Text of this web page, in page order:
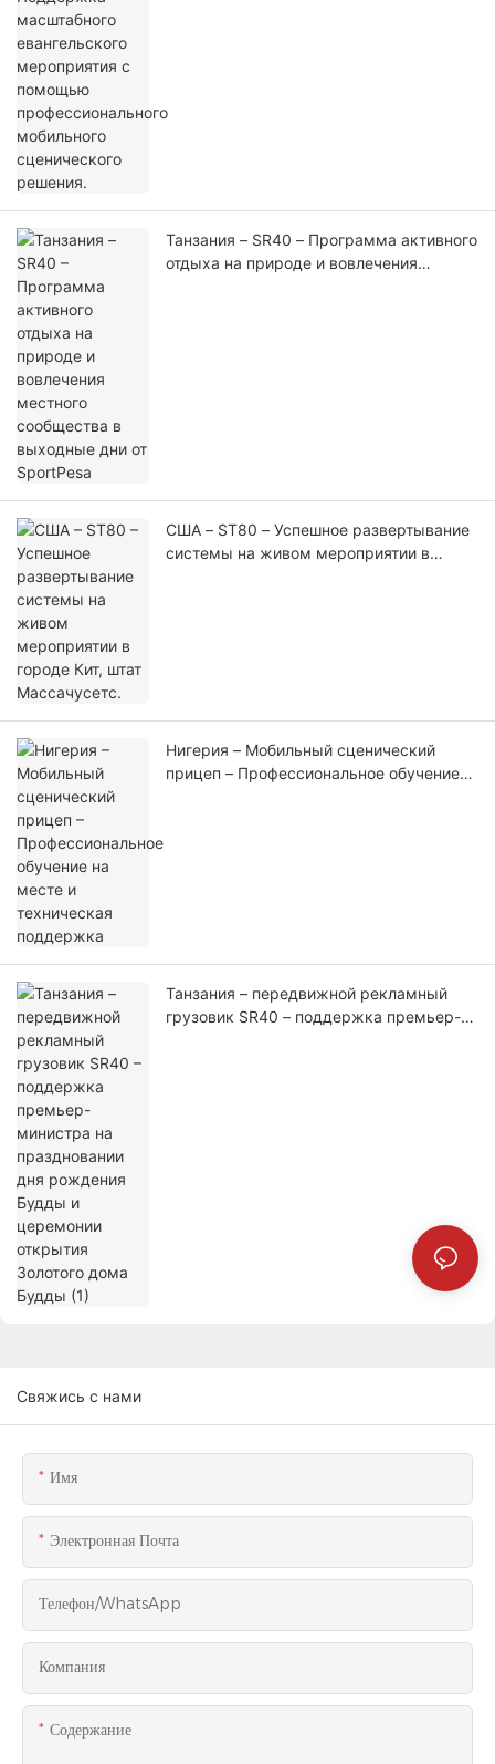
Танзания – SR40 – Программа активного
отдыха на природе и вовлечения
США – ST80 – Успешное развертывание
системы на живом мероприятии в
Нигерия – Мобильный сценический
прицеп – Профессиональное обучение
Танзания – передвижной рекламный
грузовик SR40 – поддержка премьер-
Свяжись с нами
Имя
Электронная Почта
Телефон/WhatsApp
Компания
Содержание